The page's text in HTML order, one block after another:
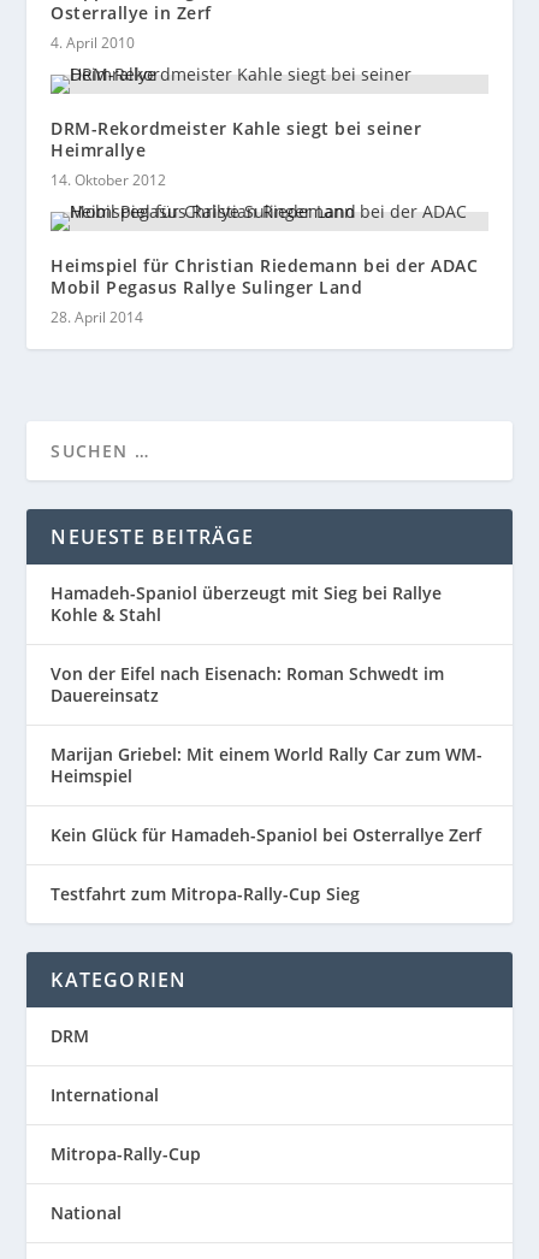
Osterrallye in Zerf
4. April 2010
DRM-Rekordmeister Kahle siegt bei seiner
Heimrallye
14. Oktober 2012
Heimspiel für Christian Riedemann bei der ADAC
Mobil Pegasus Rallye Sulinger Land
28. April 2014
NEUESTE BEITRÄGE
Hamadeh-Spaniol überzeugt mit Sieg bei Rallye
Kohle & Stahl
Von der Eifel nach Eisenach: Roman Schwedt im
Dauereinsatz
Marijan Griebel: Mit einem World Rally Car zum WM-
Heimspiel
Kein Glück für Hamadeh-Spaniol bei Osterrallye Zerf
Testfahrt zum Mitropa-Rally-Cup Sieg
KATEGORIEN
DRM
International
Mitropa-Rally-Cup
National